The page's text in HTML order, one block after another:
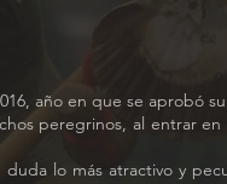
año en que se aprobó
peregrinos, al entrar
lo más atractivo y